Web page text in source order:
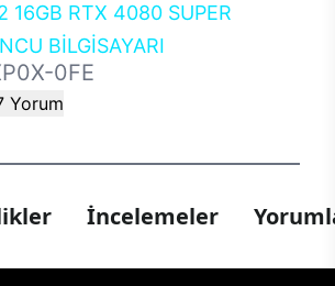
16GB RTX 4080 SUPER
BİLGİSAYARI
0FE
Yorum
İncelemeler